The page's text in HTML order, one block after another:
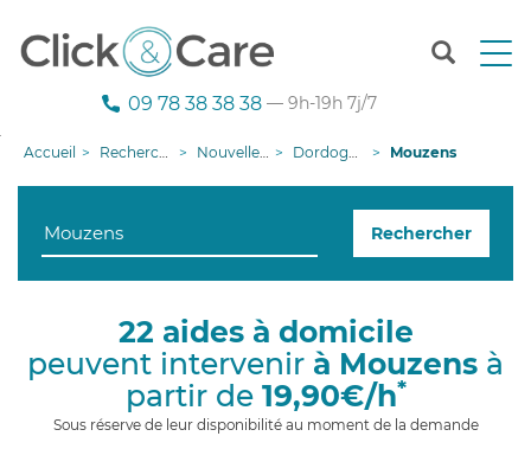
T
n
g
i
09 78 38 38 38 — 9h-19h 7j/7
Accueil Recherche aide à domicile Nouvelle-Aquitaine Dordogne Mouzens
Rechercher
22 aides à domicile
peuvent intervenir à Mouzens à
partir de 19,90€/h*
Sous réserve de leur disponibilité au moment de la demande